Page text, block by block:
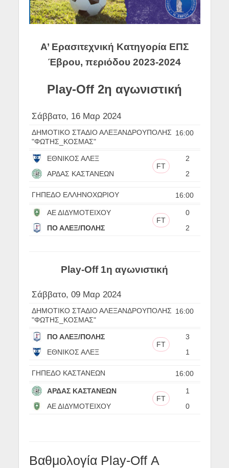
Α’ Ερασιτεχνική Κατηγορία ΕΠΣ
Έβρου, περιόδου 2023-2024
Play-Off 2η αγωνιστική
Σάββατο, 16 Μαρ 2024
16:00
ΔΗΜΟΤΙΚΟ ΣΤΑΔΙΟ ΑΛΕΞΑΝΔΡΟΥΠΟΛΗΣ
"ΦΩΤΗΣ_ΚΟΣΜΑΣ"
ΕΘΝΙΚΟΣ ΑΛΕΞ
2
FT
ΑΡΔΑΣ ΚΑΣΤΑΝΕΩΝ
2
16:00
ΓΗΠΕΔΟ ΕΛΛΗΝΟΧΩΡΙΟΥ
ΑΕ ΔΙΔΥΜΟΤΕΙΧΟΥ
0
FT
ΠΟ ΑΛΕΞ/ΠΟΛΗΣ
2
Play-Off 1η αγωνιστική
Σάββατο, 09 Μαρ 2024
16:00
ΔΗΜΟΤΙΚΟ ΣΤΑΔΙΟ ΑΛΕΞΑΝΔΡΟΥΠΟΛΗΣ
"ΦΩΤΗΣ_ΚΟΣΜΑΣ"
ΠΟ ΑΛΕΞ/ΠΟΛΗΣ
3
FT
ΕΘΝΙΚΟΣ ΑΛΕΞ
1
16:00
ΓΗΠΕΔΟ ΚΑΣΤΑΝΕΩΝ
ΑΡΔΑΣ ΚΑΣΤΑΝΕΩΝ
1
FT
ΑΕ ΔΙΔΥΜΟΤΕΙΧΟΥ
0
Βαθμολογία Play-Off Α